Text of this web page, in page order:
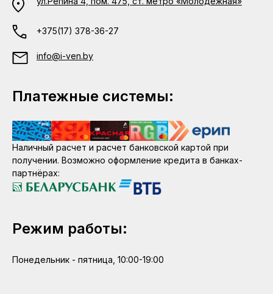
+375(17) 378-36-27
info@i-ven.by
Платежные системы:
Наличный расчет и расчет банковской картой при
получении. Возможно оформление кредита в банках-
партнёрах:
Режим работы:
Понедельник - пятница, 10:00-19:00